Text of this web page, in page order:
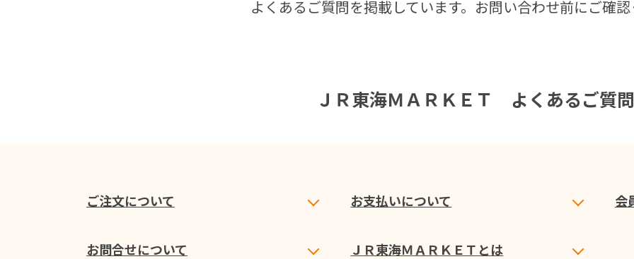
よくあるご質問を掲載しています。お問い合わせ前にご確認
ＪＲ東海ＭＡＲＫＥＴ よくあるご質問
ご注文について お支払いについて 会
お問合せについて ＪＲ東海ＭＡＲＫＥＴとは